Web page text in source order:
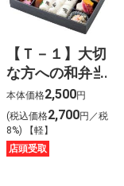
【Ｔ－１】大切
な方への和弁当
本体価格2,500円
(税込価格2,700円／税
8%) 【軽】
店頭受取